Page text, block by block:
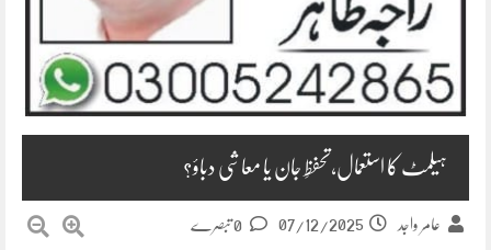
ہیلمٹ کا استعمال،تحفظِ جان یا معاشی دباؤ؟
عامر واجد 07/12/2025